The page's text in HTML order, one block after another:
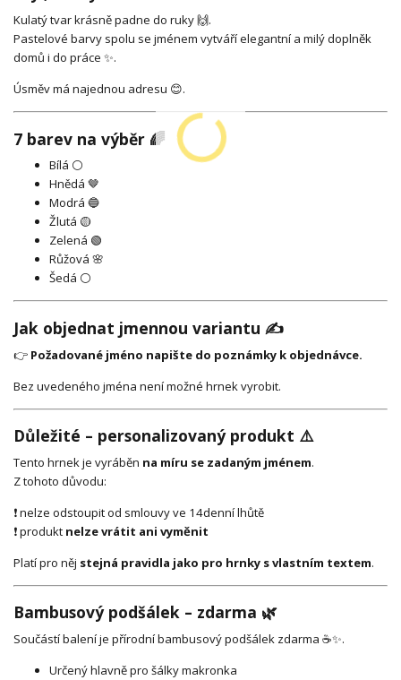
Kulatý tvar krásně padne do ruky 🙌.
Pastelové barvy spolu se jménem vytváří elegantní a milý doplněk
domů i do práce ✨.
Úsměv má najednou adresu 😊.
7 barev na výběr 🌈
Bílá ⚪
Hnědá 🤎
Modrá 🔵
Žlutá 🟡
Zelená 🟢
Růžová 🌸
Šedá ⚪
Jak objednat jmennou variantu ✍️
👉 Požadované jméno napište do poznámky k objednávce.
Bez uvedeného jména není možné hrnek vyrobit.
Důležité – personalizovaný produkt ⚠️
Tento hrnek je vyráběn na míru se zadaným jménem.
Z tohoto důvodu:
❗ nelze odstoupit od smlouvy ve 14denní lhůtě
❗ produkt nelze vrátit ani vyměnit
Platí pro něj stejná pravidla jako pro hrnky s vlastním textem.
Bambusový podšálek – zdarma 🌿
Součástí balení je přírodní bambusový podšálek zdarma ☕✨.
Určený hlavně pro šálky makronka